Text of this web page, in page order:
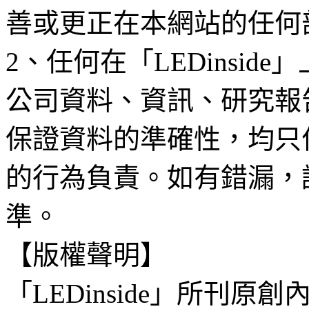
善或更正在本網站的任
2、任何在「LEDinside
公司資料、資訊、研究
保證資料的準確性，均
的行為負責。如有錯漏
準。
【版權聲明】
「LEDinside」所刊原創